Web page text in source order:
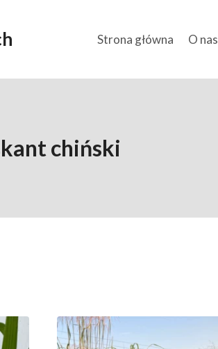
Strona główna O nas
chiński